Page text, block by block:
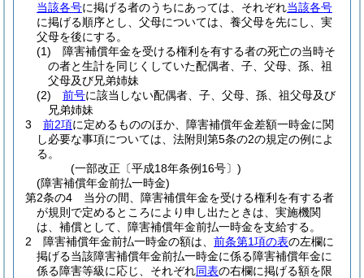
当該各号に掲げる者のうちにあっては、それぞれ当該各号
に掲げる順序とし、父母については、養父母を先にし、実
父母を後にする。
(1)
障害補償年金を受ける権利を有する者の死亡の当時そ
の者と生計を同じくしていた配偶者、子、父母、孫、祖
父母及び兄弟姉妹
(2)
前号に該当しない配偶者、子、父母、孫、祖父母及び
兄弟姉妹
3
前2項に定めるもののほか、障害補償年金差額一時金に関
し必要な事項については、法附則第5条の2の規定の例によ
る。
(一部改正〔平成18年条例16号〕)
(障害補償年金前払一時金)
第2条の4
当分の間、障害補償年金を受ける権利を有する者
が規則で定めるところにより申し出たときは、実施機関
は、補償として、障害補償年金前払一時金を支給する。
2
障害補償年金前払一時金の額は、 前条第1項の表の左欄に
掲げる当該障害補償年金前払一時金に係る障害補償年金に
係る障害等級に応じ、それぞれ同表の右欄に掲げる額を限